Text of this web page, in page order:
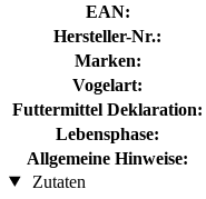
EAN:
Hersteller-Nr.:
Marken:
Vogelart:
Futtermittel Deklaration:
Lebensphase:
Allgemeine Hinweise:
Zutaten